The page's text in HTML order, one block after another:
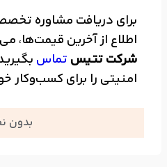
بدون
برای دریافت مشاوره
اطلاع از آخرین قیمت‌ها،
شرکت تتیس تماس
امنیتی را برای کسب‌وکار